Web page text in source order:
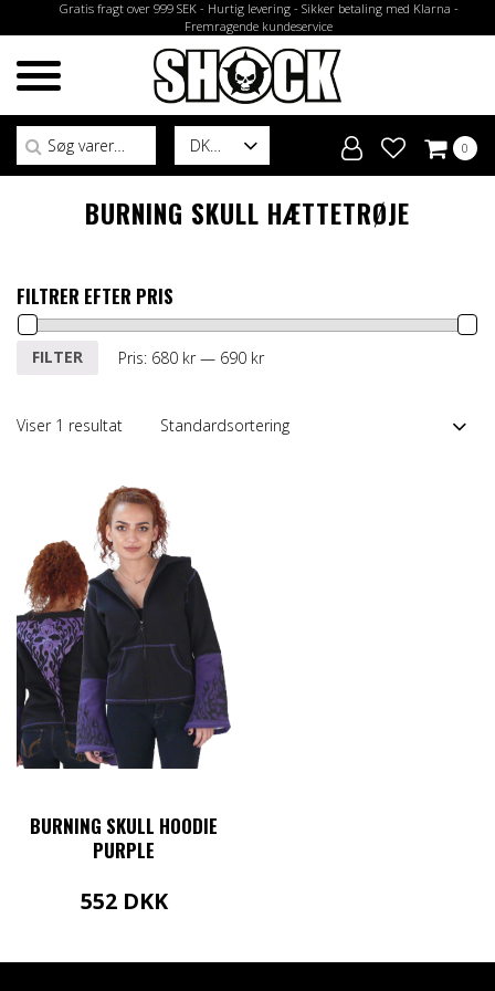
Gratis fragt over 999 SEK - Hurtig levering - Sikker betaling med Klarna -
Fremragende kundeservice
DK
Søg efter:
0
BURNING SKULL HÆTTETRØJE
FILTRER EFTER PRIS
Mindste
Højeste
FILTER Pris: 680 kr— 690 kr
Viser 1 resultat
BURNING SKULL HOODIE
PURPLE
552 DKK